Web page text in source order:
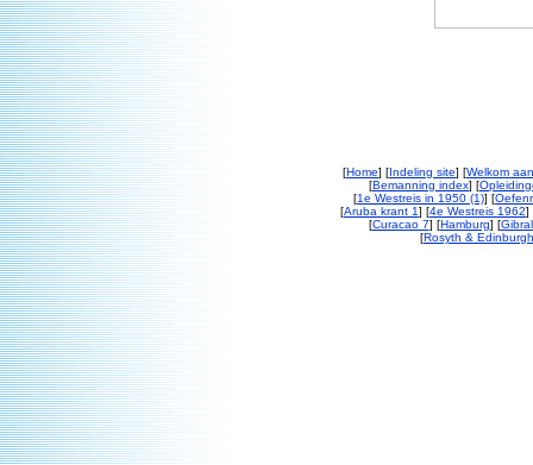
[Home] [Indeling site] [Welkom
[Bemanning index] [
[1e Westreis in 1950 (1)] [
[Aruba krant 1] [4e Westreis 1962]
[Curacao 7] [Hamburg] [
[Rosyth &